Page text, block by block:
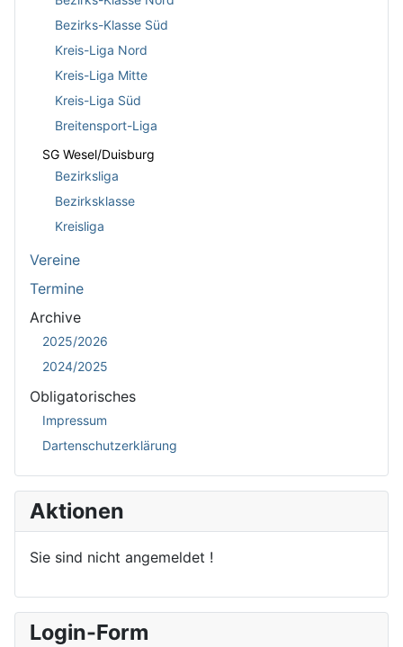
Bezirks-Klasse Süd
Kreis-Liga Nord
Kreis-Liga Mitte
Kreis-Liga Süd
Breitensport-Liga
SG Wesel/Duisburg
Bezirksliga
Bezirksklasse
Kreisliga
Vereine
Termine
Archive
2025/2026
2024/2025
Obligatorisches
Impressum
Dartenschutzerklärung
Aktionen
Sie sind nicht angemeldet !
Login-Form